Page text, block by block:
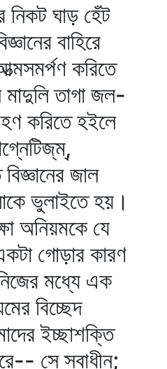
নিকট ঘাড় হেঁট
বাহিরে
করিতে
তাগা জল-
করিতে হইলে
জাল
ভুলাইতে হয়।
অনিয়মকে যে
গোড়ার কারণ
মধ্যে এক
বিচ্ছেদ
ইচ্ছাশক্তি
সে স্বাধীন;